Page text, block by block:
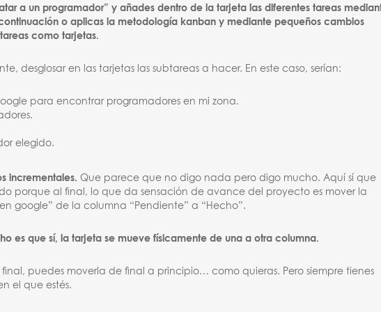
a un programador” y añades dentro de la tarjeta las diferentes tareas
o aplicas la metodología kanban y mediante pequeños cambios
como tarjetas.
desglosar en las tarjetas las subtareas a hacer. En este caso, serían:
para encontrar programadores en mi zona.
elegido.
incrementales. Que parece que no digo nada pero digo mucho. Aquí sí que
porque al final, lo que da sensación de avance del proyecto es mover la
google” de la columna “Pendiente” a “Hecho”.
es que sí, la tarjeta se mueve físicamente de una a otra columna.
puedes moverla de final a principio… como quieras. Pero siempre tienes
el que estés.